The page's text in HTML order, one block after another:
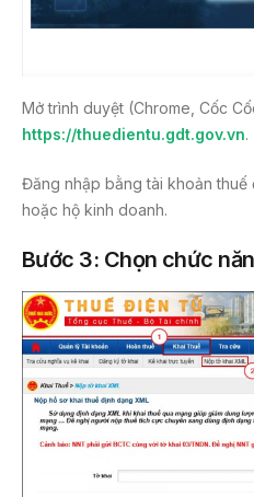
Mở trình duyệt (Chrome, Cốc
https://thuedientu.gdt.gov.vn.
Đăng nhập bằng tài khoản
hoặc hộ kinh doanh.
Bước 3: Chọn chức